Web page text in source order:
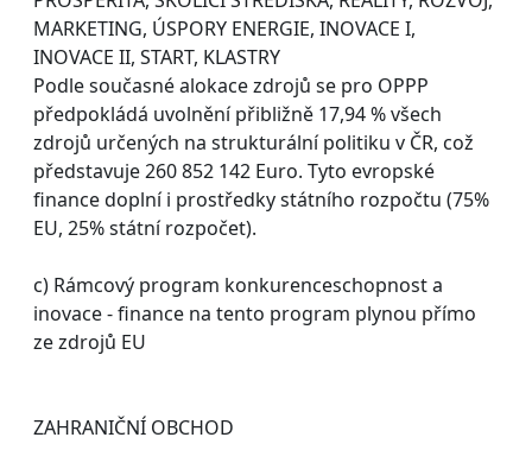
MARKETING, ÚSPORY ENERGIE, INOVACE I,
INOVACE II, START, KLASTRY
Podle současné alokace zdrojů se pro OPPP
předpokládá uvolnění přibližně 17,94 % všech
zdrojů určených na strukturální politiku v ČR, což
představuje 260 852 142 Euro. Tyto evropské
finance doplní i prostředky státního rozpočtu (75%
EU, 25% státní rozpočet).
c) Rámcový program konkurenceschopnost a
inovace - finance na tento program plynou přímo
ze zdrojů EU
ZAHRANIČNÍ OBCHOD